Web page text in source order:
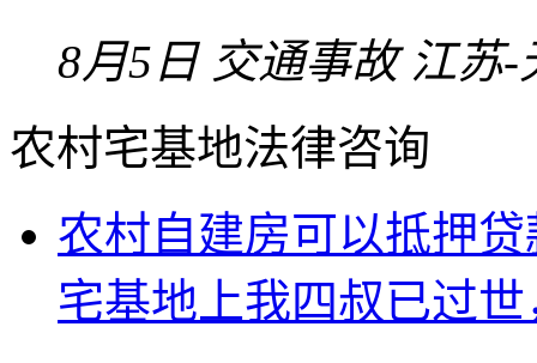
8月5日 交通事故 江苏-
农村宅基地法律咨询
农村自建房可以抵押
宅基地上我四叔已过